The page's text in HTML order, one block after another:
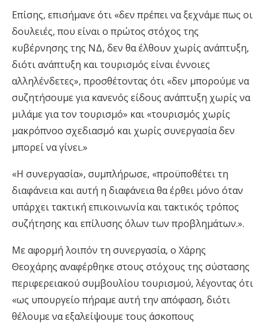
Επίσης, επισήμανε ότι «δεν πρέπει να ξεχνάμε πως οι
δουλειές, που είναι ο πρώτος στόχος της
κυβέρνησης της ΝΔ, δεν θα έλθουν χωρίς ανάπτυξη,
διότι ανάπτυξη και τουρισμός είναι έννοιες
αλληλένδετες», προσθέτοντας ότι «δεν μπορούμε να
συζητήσουμε για κανενός είδους ανάπτυξη χωρίς να
μιλάμε για τον τουρισμό» και «τουρισμός χωρίς
μακρόπνοο σχεδιασμό και χωρίς συνεργασία δεν
μπορεί να γίνει.»
«Η συνεργασία», συμπλήρωσε, «προϋποθέτει τη
διαφάνεια και αυτή η διαφάνεια θα έρθει μόνο όταν
υπάρχει τακτική επικοινωνία και τακτικός τρόπος
συζήτησης και επίλυσης όλων των προβλημάτων.».
Με αφορμή λοιπόν τη συνεργασία, ο Χάρης
Θεοχάρης αναφέρθηκε στους στόχους της σύστασης
περιφερειακού συμβουλίου τουρισμού, λέγοντας ότι
«ως υπουργείο πήραμε αυτή την απόφαση, διότι
θέλουμε να εξαλείψουμε τους άσκοπους